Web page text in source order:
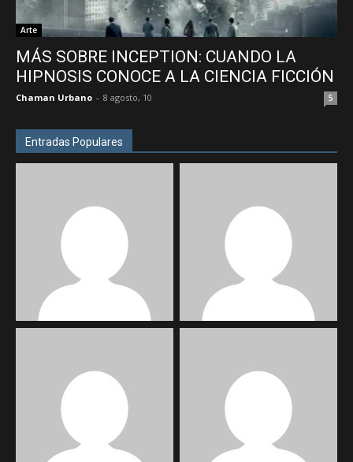
Arte
MÁS SOBRE INCEPTION: CUANDO LA
HIPNOSIS CONOCE A LA CIENCIA FICCIÓN
Chaman Urbano - 8 agosto, 10 5
Entradas Populares